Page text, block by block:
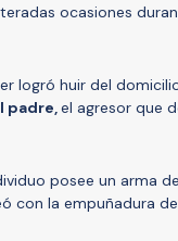
ocasiones
logró huir del
padre,el agresor que
posee un arma
con la empuñadura